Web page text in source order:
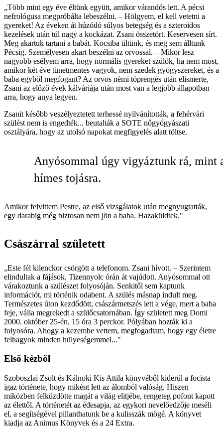
„Több mint egy éve éltünk együtt, amikor várandós lett. A pécsi
nefrológusa megpróbálta lebeszélni. – Hölgyem, el kell vetetni a
gyereket! Az éveken át húzódó súlyos betegség és a szteroidos
kezelések után túl nagy a kockázat. Zsani összetört. Keservesen sírt.
Meg akartuk tartani a babát. Kocsiba ültünk, és meg sem álltunk
Pécsig. Személyesen akart beszélni az orvossal. – Mikor lesz
nagyobb esélyem arra, hogy normális gyereket szülök, ha nem most,
amikor két éve tünetmentes vagyok, nem szedek gyógyszereket, és a
baba egyből megfogant? Az orvos némi töprengés után elismerte,
Zsani az előző évek kálváriája után most van a legjobb állapotban
arra, hogy anya legyen.
Zsanit később veszélyeztetett terhessé nyilvánították, a fehérvári
szülést nem is engedték... beutalták a SOTE nőgyógyászati
osztályára, hogy az utolsó napokat megfigyelés alatt töltse.
Anyósommal úgy vigyáztunk rá, mint
hímes tojásra.
Amikor felvittem Pestre, az első vizsgálatok után megnyugtatták,
egy darabig még biztosan nem jön a baba. Hazaküldtek."
Császárral született
„Este fél kilenckor csörgött a telefonom. Zsani hívott. – Szerintem
elindultak a fájások. Tizennyolc órán át vajúdott. Anyósommal ott
várakoztunk a szülészet folyosóján. Senkitől sem kaptunk
információt, mi történik odabent. A szülés másnap indult meg.
Természetes úton kezdődött, császármetszés lett a vége, mert a baba
feje, válla megrekedt a szülőcsatornában. Így született meg Domi
2000. október 25-én, 15 óra 3 perckor. Pólyában hozták ki a
folyosóra. Ahogy a kezembe vettem, megfogadtam, hogy egy életre
felhagyok minden hülyeségemmel..."
Első kézből
Szoboszlai Zsolt és Kálnoki Kis Attila könyvéből kiderül a focista
igaz története, hogy miként lett az álomból valóság. Hiszen
miközben felküzdötte magát a világ elitjébe, rengeteg pofont kapott
az élettől. A történetét az édesapja, az egykori nevelőedzője meséli
el, a segítségével pillanthatunk be a kulisszák mögé. A könyvet
kiadja az Animus Könyvek és a 24 Extra.